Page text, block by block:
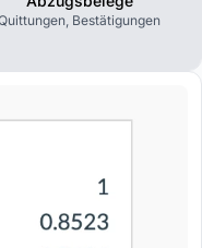
Bestätigungen